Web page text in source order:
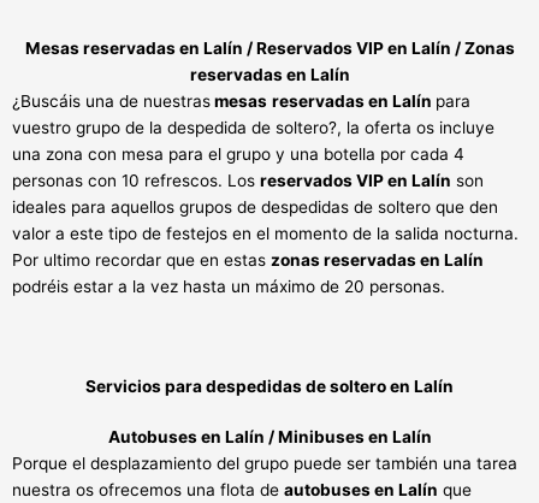
Mesas reservadas en Lalín / Reservados VIP en Lalín / Zonas
reservadas en Lalín
¿Buscáis una de nuestrasmesas reservadas en Lalín para
vuestro grupo de la despedida de soltero?, la oferta os incluye
una zona con mesa para el grupo y una botella por cada 4
personas con 10 refrescos. Los reservados VIP en Lalín son
ideales para aquellos grupos de despedidas de soltero que den
valor a este tipo de festejos en el momento de la salida nocturna.
Por ultimo recordar que en estas zonas reservadas en Lalín
podréis estar a la vez hasta un máximo de 20 personas.
Servicios para despedidas de soltero en Lalín
Autobuses en Lalín / Minibuses en Lalín
Porque el desplazamiento del grupo puede ser también una tarea
nuestra os ofrecemos una flota de autobuses en Lalín que